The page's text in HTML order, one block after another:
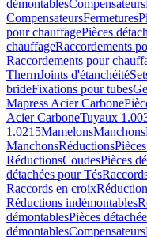
démontablesCompensateurs
CompensateursFermetures
pour chauffagePièces
chauffageRaccordements
Raccordements pour
ThermJoints d'étanchéité
brideFixations pour tubes
Mapress Acier Carbone
Acier CarboneTuyaux
1.0215MamelonsManchons
ManchonsRéductions
RéductionsCoudesPièces
détachées pour Tés
Raccords en croix
Réductions indémontables
démontablesPièces
démontablesCompensateurs